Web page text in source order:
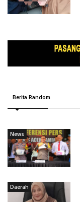
Berita Random
News
Daerah